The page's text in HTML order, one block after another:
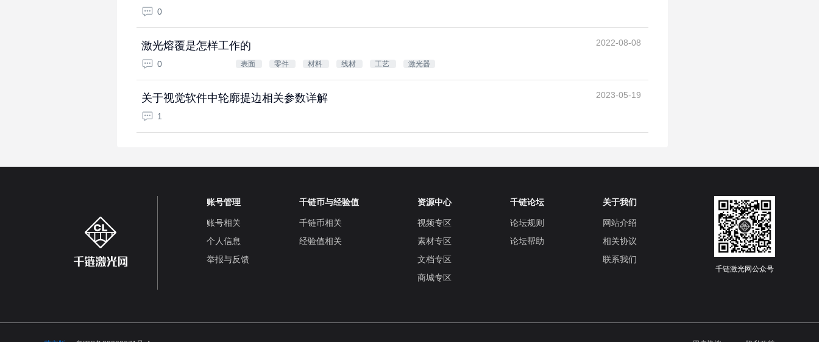
0
激光熔覆是怎样工作的
0 表面 零件 材料 线材 工艺 激光器
2022-08-08
关于视觉软件中轮廓提边相关参数详解
1
2023-05-19
账号管理
账号相关
个人信息
举报与反馈
千链币与经验值
千链币相关
经验值相关
资源中心
视频专区
素材专区
文档专区
商城专区
千链论坛
论坛规则
论坛帮助
关于我们
网站介绍
相关协议
联系我们
千链激光网公众号